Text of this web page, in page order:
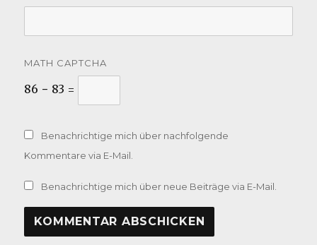
MATH CAPTCHA
86 − 83 =
Benachrichtige mich über nachfolgende
Kommentare via E-Mail.
Benachrichtige mich über neue Beiträge via E-Mail.